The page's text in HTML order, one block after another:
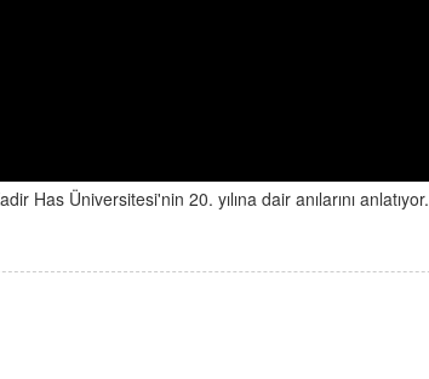
Has Üniversitesi'nin 20. yılına dair anılarını anlatıyor.